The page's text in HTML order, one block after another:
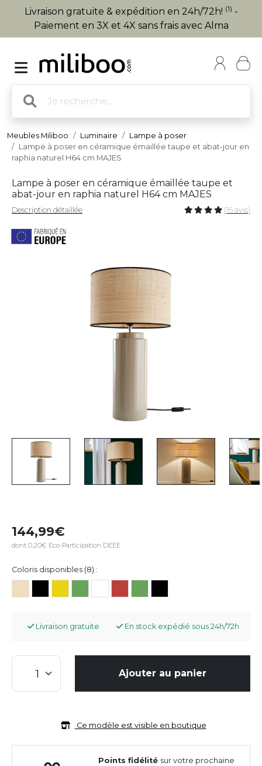
Livraison gratuite & expédition en 24h/72h! (1) -
Paiement en 3X et 4X sans frais avec Alma
Meubles Miliboo Luminaire
Lampe à poser
Lampe à poser en céramique émaillée taupe et abat-jour en
raphia naturel H64 cm MAJES
Lampe à poser en céramique émaillée taupe et
abat-jour en raphia naturel H64 cm MAJES
Description détaillée (16 avis)
144,99
dont 0,20€ Eco-Participation DEEE
Coloris disponibles (8) :
Livraison gratuite En stock expédié sous 24h/72h
Ajouter au panier
Ce modèle est visible en boutique
Points fidélité sur votre prochaine